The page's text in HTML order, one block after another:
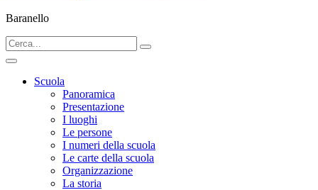
Baranello
Scuola
Panoramica
Presentazione
I luoghi
Le persone
I numeri della scuola
Le carte della scuola
Organizzazione
La storia